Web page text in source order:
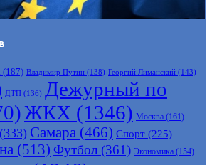
(187) Владимир Путин (138) Георгий Лиманский (143)
ДТП (136) Дежурный по
ЖКХ (1346) Москва (161)
(333) Самара (466) Спорт (225)
(513) Футбол (361) Экономика (154)